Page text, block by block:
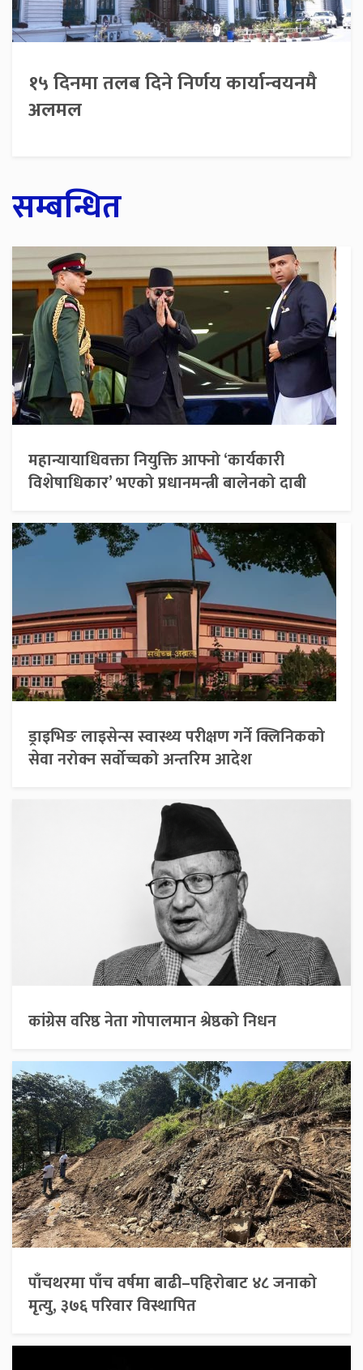
१५ दिनमा तलब दिने निर्णय कार्यान्वयनमै
अलमल
सम्बन्धित
महान्यायाधिवक्ता नियुक्ति आफ्नो ‘कार्यकारी
विशेषाधिकार’ भएको प्रधानमन्त्री बालेनको दाबी
ड्राइभिङ लाइसेन्स स्वास्थ्य परीक्षण गर्ने क्लिनिकको
सेवा नरोक्न सर्वोच्चको अन्तरिम आदेश
कांग्रेस वरिष्ठ नेता गोपालमान श्रेष्ठको निधन
पाँचथरमा पाँच वर्षमा बाढी–पहिरोबाट ४८ जनाको
मृत्यु, ३७६ परिवार विस्थापित